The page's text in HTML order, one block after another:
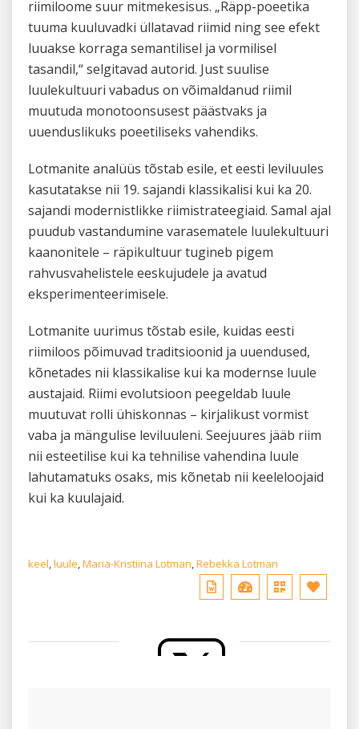
riimiloome suur mitmekesisus. „Räpp-poeetika
tuuma kuuluvadki üllatavad riimid ning see efekt
luuakse korraga semantilisel ja vormilisel
tasandil,“ selgitavad autorid. Just suulise
luulekultuuri vabadus on võimaldanud riimil
muutuda monotoonsusest päästvaks ja
uuenduslikuks poeetiliseks vahendiks.
Lotmanite analüüs tõstab esile, et eesti leviluules
kasutatakse nii 19. sajandi klassikalisi kui ka 20.
sajandi modernistlikke riimistrateegiaid. Samal ajal
puudub vastandumine varasematele luulekultuuri
kaanonitele – räpikultuur tugineb pigem
rahvusvahelistele eeskujudele ja avatud
eksperimenteerimisele.
Lotmanite uurimus tõstab esile, kuidas eesti
riimiloos põimuvad traditsioonid ja uuendused,
kõnetades nii klassikalise kui ka modernse luule
austajaid. Riimi evolutsioon peegeldab luule
muutuvat rolli ühiskonnas – kirjalikust vormist
vaba ja mängulise leviluuleni. Seejuures jääb riim
nii esteetilise kui ka tehnilise vahendina luule
lahutamatuks osaks, mis kõnetab nii keeleloojaid
kui ka kuulajaid.
keel luule Maria-Kristiina Lotman Rebekka Lotman